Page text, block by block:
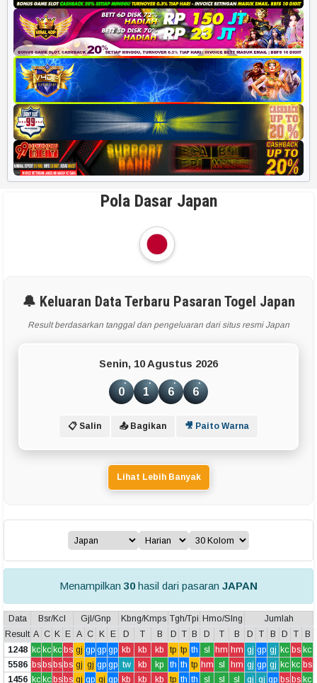
Pola Dasar Japan
🔔 Keluaran Data Terbaru Pasaran Togel Japan
Result berdasarkan tanggal dan pengeluaran dari situs resmi Japan
Senin, 10 Agustus 2026
0 1 6 6
📋 Salin 📤 Bagikan 🎥 Paito Warna
Lihat Lebih Banyak
Menampilkan 30hasil dari pasaran JAPAN
Data Bsr/Kcl Gjl/Gnp Kbng/Kmps Tgh/Tpi Hmo/Slng
Jumlah
Result A C K E A C K E D T B D T B D T B D T B D T
B
1248 kc kc kc bs gj gp gp gp kb kb kb tp tp th sl hm hm gj gp gj kc bs kc
5586 bsbsbsbs gj gj gp gp tw kb kp th th tp hm sl hm gj gp gj kc kc bs
1456 kc kc bsbs gj gp gj gp kb kb kb tp th th sl sl sl gj gj gp bs bs kc